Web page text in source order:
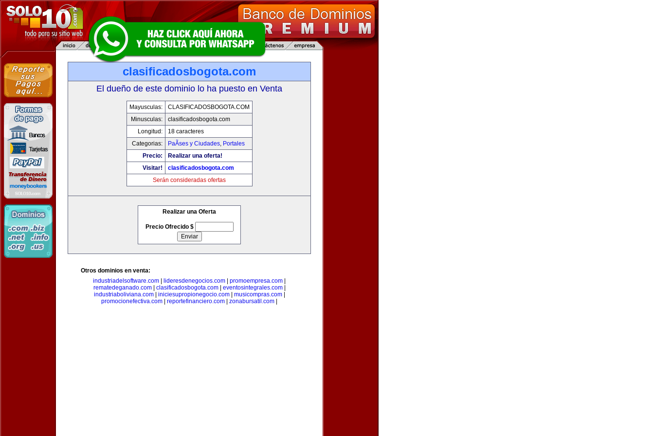
clasificadosbogota.com
El dueño de este dominio lo ha puesto en Venta
Mayusculas:
CLASIFICADOSBOGOTA.COM
Minusculas:
clasificadosbogota.com
Longitud:
18 caracteres
Categorias:
PaÃ­ses y Ciudades, Portales
Precio:
Realizar una oferta!
Visitar!
clasificadosbogota.com
Serán consideradas ofertas
Realizar una Oferta
Precio Ofrecido $
Otros dominios en venta:
industriadelsoftware.com
lideresdenegocios.com promoempresa.com
rematedeganado.com| clasificadosbogota.com| eventosintegrales.com|
industriaboliviana.com| iniciesupropionegocio.com| musicompras.com|
promocionefectiva.com
reportefinanciero.com zonabursatil.com